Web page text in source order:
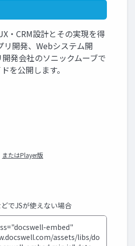
・CRM設計とその実現を得
リ開発、Webシステム開
発会社のソニックムーブで
を公開します。
またはPlayer版
どでJSが使えない場合